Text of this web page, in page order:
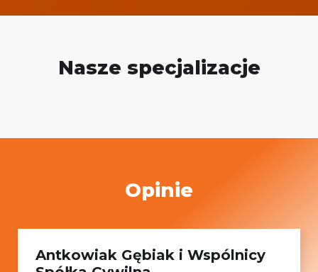
Nasze specjalizacje
Opinie
Antkowiak Gębiak i Wspólnicy